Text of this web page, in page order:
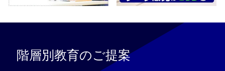
階層別教育のご提案